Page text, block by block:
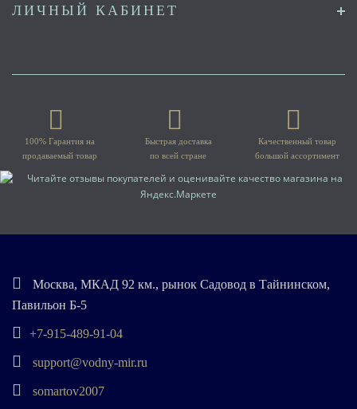
ЛИЧНЫЙ КАБИНЕТ
100% Гарантия на
продаваемый товар
Быстрая доставка
по всей стране
Качественный товар
большой ассортимент
Москва, МКАД 92 км., рынок Садовод в Тайнинском,
Павильон Б-5
+7-915-489-91-04
support@vodny-mir.ru
somartov2007